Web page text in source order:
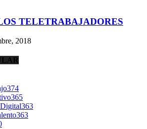
TELETRABAJADORES
2018
374
365
363
363